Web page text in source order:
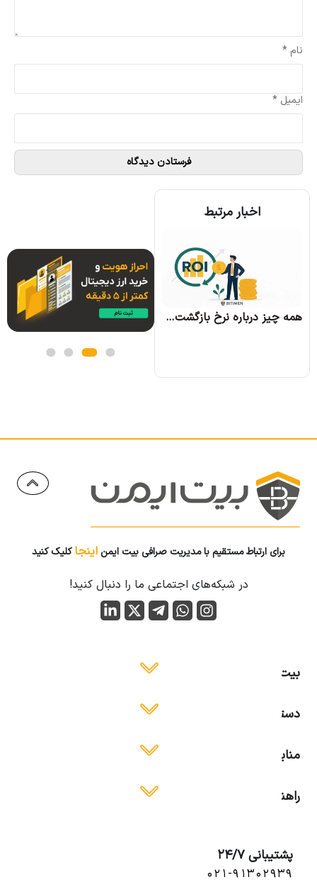
نام *
ایمیل *
اخبار مرتبط
همه چیز درباره نرخ بازگشت سرمایه و نحوه محاسبه آن
برای ارتباط مستقیم با مدیریت صرافی بیت ایمن اینجاکلیک کنید
در شبکه‌های اجتماعی ما را دنبال کنید!
بیت ایمن
دسترسی آسان
منابع آموزشی
راهنمای استفاده
پشتیبانی 24/7
۰۲۱-۹۱۳۰۲۹۳۹